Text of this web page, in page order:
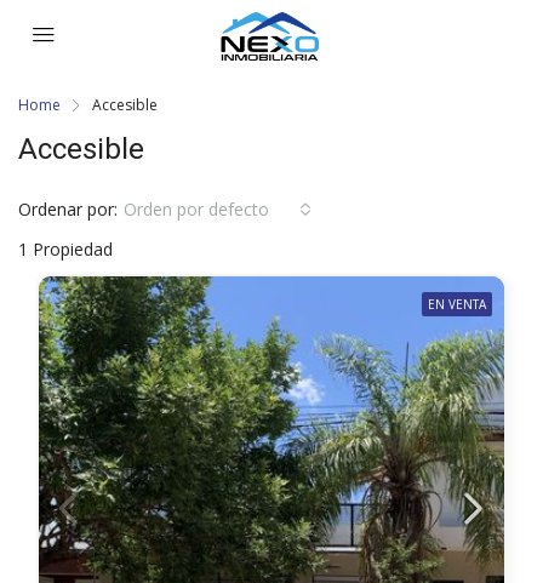
Home Accesible
Accesible
1 Propiedad
Ordenar por: Orden por defecto
EN VENTA